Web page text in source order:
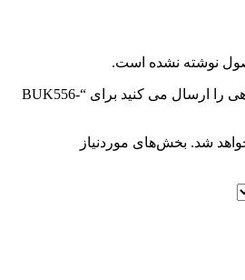
نوشته نشده است.
اولین نفری باشید که دیدگاهی را ارسال می کنید برای “BUK556-
شد. بخش‌های موردنیاز